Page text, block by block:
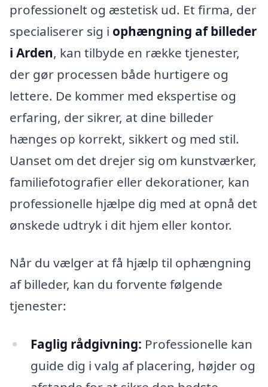
professionelt og æstetisk ud. Et firma, der
specialiserer sig i ophængning af billeder
i Arden, kan tilbyde en række tjenester,
der gør processen både hurtigere og
lettere. De kommer med ekspertise og
erfaring, der sikrer, at dine billeder
hænges op korrekt, sikkert og med stil.
Uanset om det drejer sig om kunstværker,
familiefotografier eller dekorationer, kan
professionelle hjælpe dig med at opnå det
ønskede udtryk i dit hjem eller kontor.
Når du vælger at få hjælp til ophængning
af billeder, kan du forvente følgende
tjenester:
Faglig rådgivning: Professionelle kan
guide dig i valg af placering, højder og